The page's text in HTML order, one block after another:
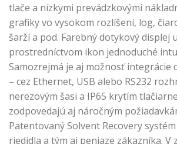
tlače a nízkymi prevádzkovými
grafiky vo vysokom rozlíšení, log,
šarží a pod. Farebný dotykový displej
prostredníctvom ikon jednoduché
Samozrejmá je aj možnosť integrácie
– cez Ethernet, USB alebo RS232
nerezovým šasi a IP65 krytím
zodpovedajú aj náročným
Patentovaný Solvent Recovery
riedidla a tým aj peniaze zákazníka. V